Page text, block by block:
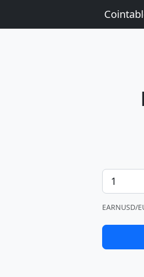
Betrag
EARNUSD/